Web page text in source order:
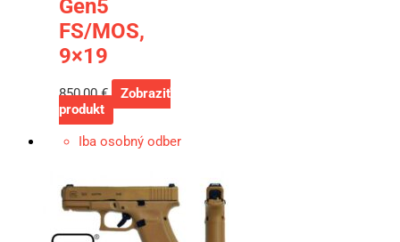
Gen5
FS/MOS,
9×19
850,00€
Zobraziť
produkt
Iba osobný odber